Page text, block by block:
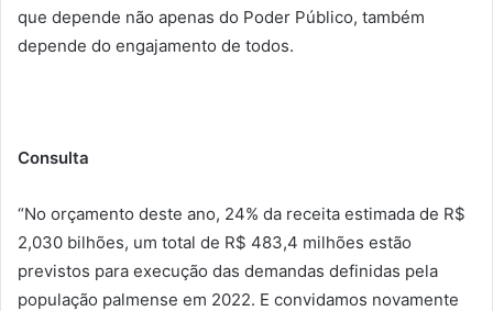
que depende não apenas do Poder Público, também
depende do engajamento de todos.
Consulta
“No orçamento deste ano, 24% da receita estimada de R$
2,030 bilhões, um total de R$ 483,4 milhões estão
previstos para execução das demandas definidas pela
população palmense em 2022. E convidamos novamente